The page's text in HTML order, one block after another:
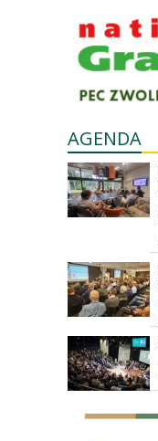
AGENDA